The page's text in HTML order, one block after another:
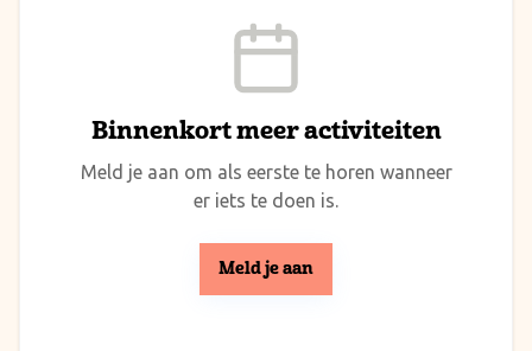
Binnenkort meer activiteiten
Meld je aan om als eerste te horen wanneer
er iets te doen is.
Meld je aan